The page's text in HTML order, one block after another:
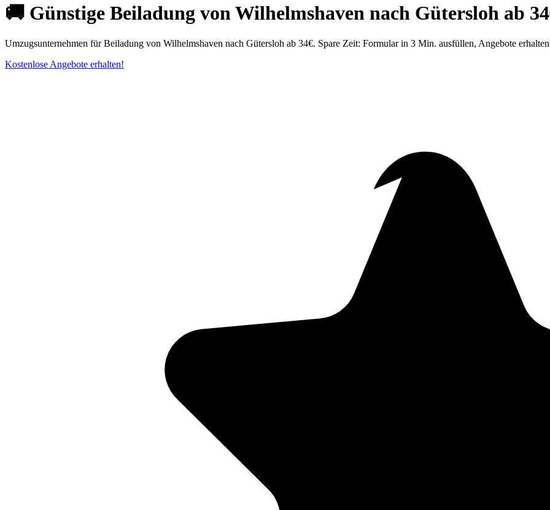
🚚 Günstige Beiladung von Wilhelmshaven nach Gütersloh ab
Umzugsunternehmen für Beiladung von Wilhelmshaven nach Gütersloh ab 34€. Spare Zeit: Formular in 3 Min. ausfüllen, Angebote
Kostenlose Angebote erhalten!